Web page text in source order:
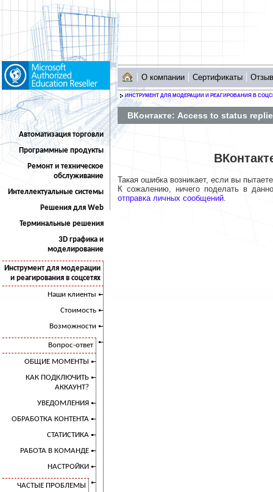
Автоматизация торговли
Программные продукты
Ремонт и техническое
обслуживание
Интеллектуальные системы
Решения для Web
Терминальные решения
3D графика и
моделирование
Инструмент для модерации
и реагирования в соцсетях
Наши клиенты
Стоимость
Возможности
Вопрос-ответ
ОБЩИЕ МОМЕНТЫ
КАК ПОДКЛЮЧИТЬ
АККАУНТ?
УВЕДОМЛЕНИЯ
ОБРАБОТКА КОНТЕНТА
СТАТИСТИКА
РАБОТА В КОМАНДЕ
НАСТРОЙКИ
ЧАСТЫЕ ПРОБЛЕМЫ
О компании Сертификаты
ИНСТРУМЕНТ ДЛЯ МОДЕРАЦИИ И РЕАГИРОВАНИЯ В
ВКонтакте: Access to status
Такая ошибка возникает, если вы
К сожалению, ничего поделать в
отправка личных сообщений.